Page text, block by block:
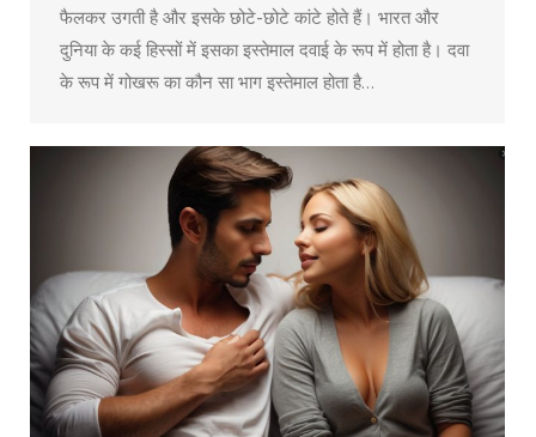
फैलकर उगती है और इसके छोटे-छोटे कांटे होते हैं। भारत और
दुनिया के कई हिस्सों में इसका इस्तेमाल दवाई के रूप में होता है। दवा
के रूप में गोखरू का कौन सा भाग इस्तेमाल होता है…